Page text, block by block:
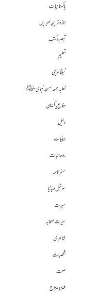
پاکستانیات
تازہ ترین خبریں
تبصرہ کتب
تعلیم
ٹیکنالوجی
خطبہ جمعہ مسجد نبوی ﷺ
دفاع پاکستان
دلیل
دینیات
روحانیات
سفرنامہ
سوشل میڈیا
سیرت
سیرت صحابہ
شاعری
شخصیات
صحت
طنز و مزاح